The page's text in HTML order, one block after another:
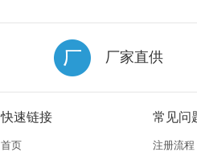
厂家直供
快速链接
首页
常见问
注册流程